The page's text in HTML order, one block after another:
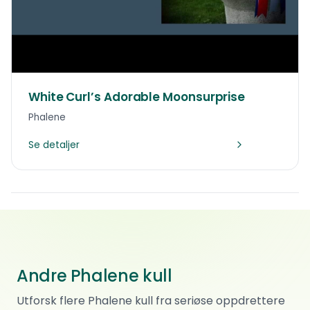
White Curl’s Adorable Moonsurprise
Phalene
Se detaljer
Andre Phalene kull
Utforsk flere Phalene kull fra seriøse oppdrettere
K-kull
Phalene Renraset
23 000 kr
L- kull
Phalene ·Renraset
P kull